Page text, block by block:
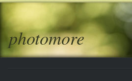
photomore